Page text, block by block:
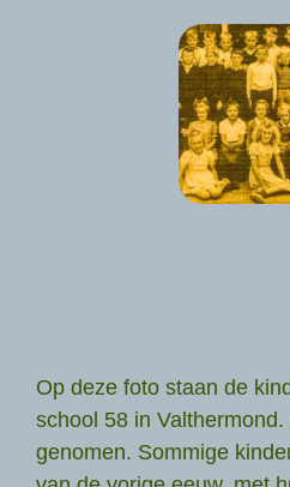
Op deze foto staan de
school 58 in
genomen. Sommige